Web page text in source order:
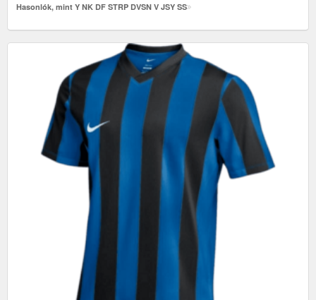
Hasonlók, mint Y NK DF STRP DVSN V JSY SS